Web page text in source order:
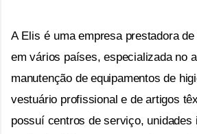
A Elis é uma empresa prestadora
em vários países, especializada no
manutenção de equipamentos de
vestuário profissional e de artigos
possuí centros de serviço, unidades